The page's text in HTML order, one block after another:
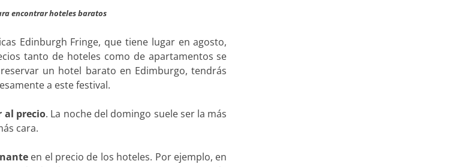
encontrar hoteles baratos
Edinburgh Fringe, que tiene lugar en agosto,
tanto de hoteles como de apartamentos se
un hotel barato en Edimburgo, tendrás
a este festival.
al precio. La noche del domingo suele ser la más
cara.
en el precio de los hoteles. Por ejemplo, en